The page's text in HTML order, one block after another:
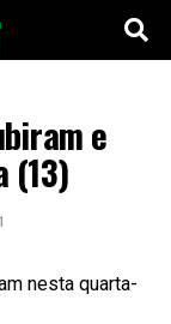
e
(13)